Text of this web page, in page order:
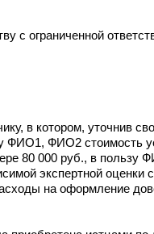
с ограниченной
в котором, уточнив
ФИО1, ФИО2 стоимость
80 000 руб., в пользу
экспертной оценки
на оформление